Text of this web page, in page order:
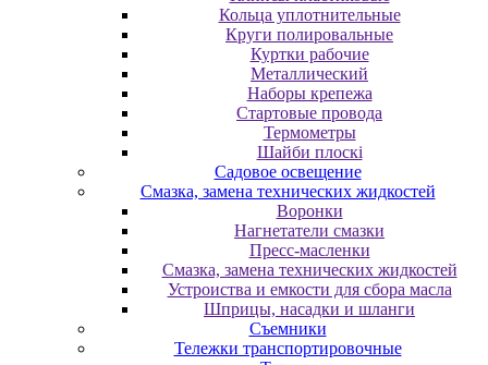
Кольца уплотнительные
Круги полировальные
Куртки рабочие
Металлический
Наборы крепежа
Стартовые провода
Термометры
Шайби плоскі
Садовое освещение
Смазка, замена технических жидкостей
Воронки
Нагнетатели смазки
Пресс-масленки
Смазка, замена технических жидкостей
Устроиства и емкости для сбора масла
Шприцы, насадки и шланги
Съемники
Тележки транспортировочные